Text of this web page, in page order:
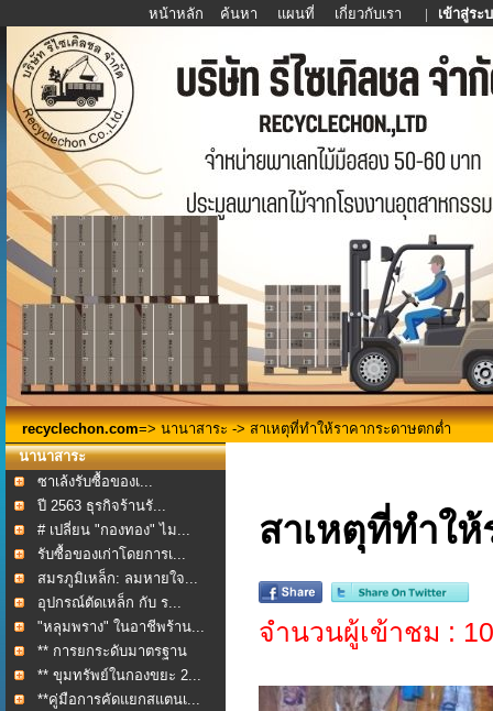
หน้าหลัก ค้นหา แผนที่ เกี่ยวกับเรา | เข้าสู่ระ
recyclechon.com=> นานาสาระ -> สาเหตุที่ทำให้ราคากระดาษตกต่ำ
นานาสาระ
ซาเล้งรับซื้อของเ...
ปี 2563 ธุรกิจร้านรั...
# เปลี่ยน "กองทอง" ไม...
รับซื้อของเก่าโดยการเ...
สมรภูมิเหล็ก: ลมหายใจ...
อุปกรณ์ตัดเหล็ก กับ ร...
"หลุมพราง" ในอาชีพร้าน...
** การยกระดับมาตรฐาน
กา...
** ขุมทรัพย์ในกองขยะ 2...
**คู่มือการคัดแยกสแตนเ...
สาเหตุที่ทำใ
จำนวนผู้เข้าชม :